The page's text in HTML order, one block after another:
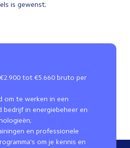
is gewenst;
€2.900 tot €5.660 bruto per
om te werken in een
bedrijf in energiebeheer en
en professionele
om je kennis en